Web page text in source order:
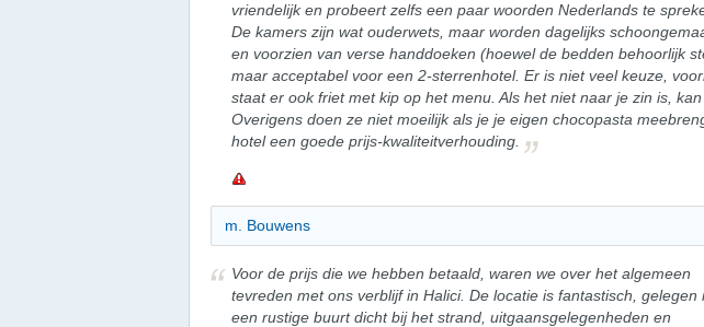
vriendelijk en probeert zelfs een paar woorden Nederlands te
De kamers zijn wat ouderwets, maar worden dagelijks
en voorzien van verse handdoeken (hoewel de bedden behoorlijk
maar acceptabel voor een 2-sterrenhotel. Er is niet veel keuze,
staat er ook friet met kip op het menu. Als het niet naar je zin is,
Overigens doen ze niet moeilijk als je je eigen chocopasta
hotel een goede prijs-kwaliteitverhouding.
m. Bouwens
Voor de prijs die we hebben betaald, waren we over het algemeen
tevreden met ons verblijf in Halici. De locatie is fantastisch, gelegen
een rustige buurt dicht bij het strand, uitgaansgelegenheden en